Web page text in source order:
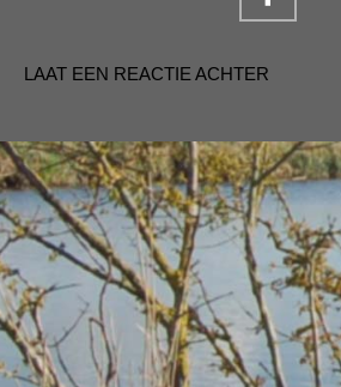
LAAT EEN REACTIE ACHTER